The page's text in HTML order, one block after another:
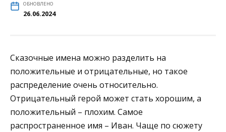
ОБНОВЛЕНО
26.06.2024
Сказочные имена можно разделить на
положительные и отрицательные, но такое
распределение очень относительно.
Отрицательный герой может стать хорошим, а
положительный – плохим. Самое
распространенное имя – Иван. Чаще по сюжету